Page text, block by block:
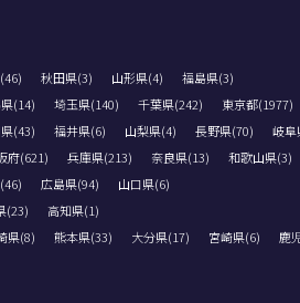
秋田県(3) 山形県(4)
福島県(3)
(14) 埼玉県(140) 千葉県(242) 東京都(1977)
(43) 福井県(6) 山梨県(4) 長野県(70) 岐阜
府(621) 兵庫県(213) 奈良県(13)
和歌山県(3)
広島県(94)
山口県(6)
(23)
高知県(1)
県(8) 熊本県(33) 大分県(17) 宮崎県(6)
鹿